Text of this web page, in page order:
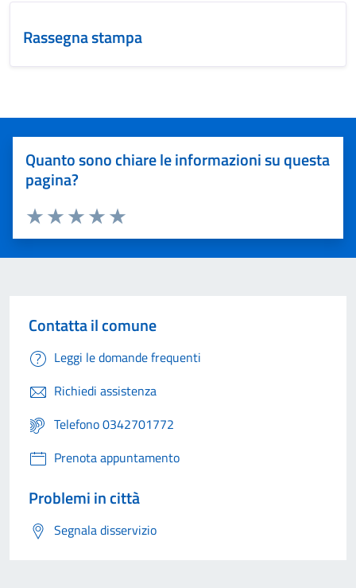
Rassegna stampa
Quanto sono chiare le informazioni su questa
pagina?
Valuta 5 stelle su 5
Valuta 4 stelle su 5
Valuta 3 stelle su 5
Valuta 2 stelle su 5
Valuta 1 stelle su 5
Contatta il comune
Leggi le domande frequenti
Richiedi assistenza
Telefono 0342701772
Prenota appuntamento
Problemi in città
Segnala disservizio